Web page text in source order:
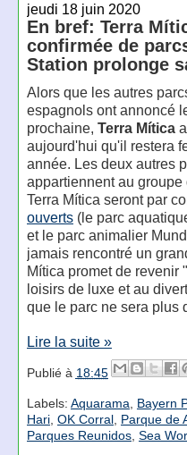
jeudi 18 juin 2020
En bref: Terra
confirmée de
Station prolonge
Alors que les autres
espagnols ont annoncé
prochaine, Terra Míticaa
aujourd'hui qu'il restera
année. Les deux autres
appartiennent au
Terra Mítica seront par
ouverts(le parc
et le parc animalier
jamais rencontré un
Mítica promet de revenir
loisirs de luxe et au
que le parc ne sera plus
Lire la suite »
Publié à 18:45
Labels: Aquarama Bayern
Hari, OK Corral, Parque de
Parques Reunidos, Sea